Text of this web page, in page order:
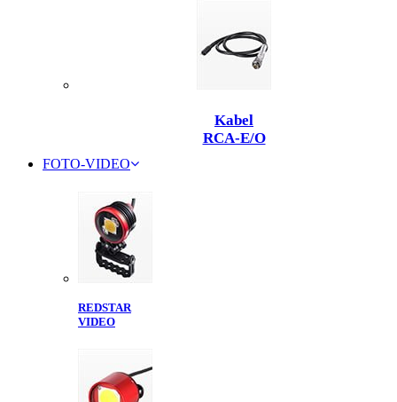
Kabel
RCA-E/O
FOTO-VIDEO
REDSTAR
VIDEO